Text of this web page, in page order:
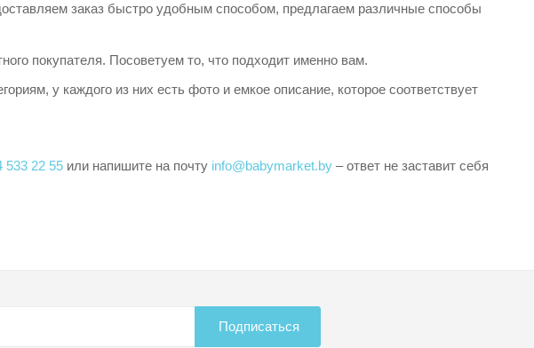
заказ быстро удобным способом, предлагаем различные способы
покупателя. Посоветуем то, что подходит именно вам.
у каждого из них есть фото и емкое описание, которое соответствует
533 22 55 или напишите на почту info@babymarket.by – ответ не заставит себя
Подписаться